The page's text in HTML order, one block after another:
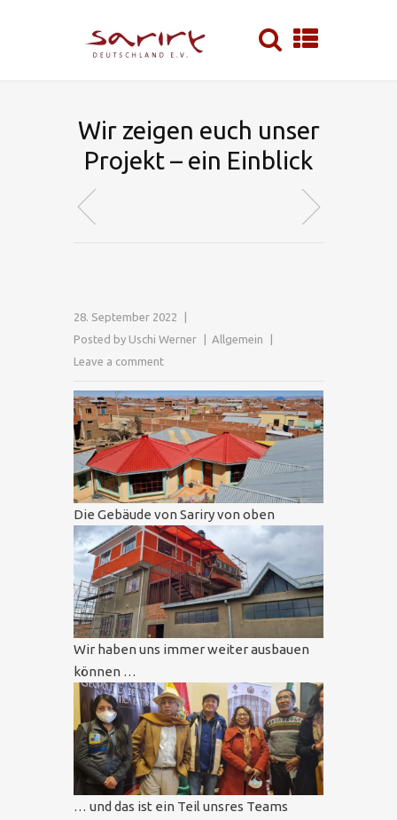
Wir zeigen euch unser
Projekt – ein Einblick
28. September 2022
Posted by Uschi Werner
Allgemein
Leave a comment
Die Gebäude von Sariry von oben
Wir haben uns immer weiter ausbauen
können …
… und das ist ein Teil unsres Teams